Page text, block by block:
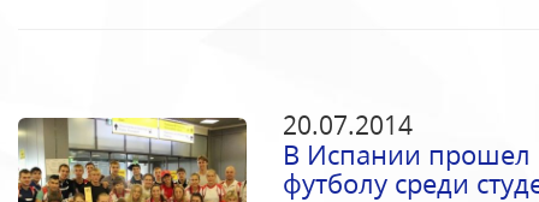
20.07.2014
В Испании
футболу среди